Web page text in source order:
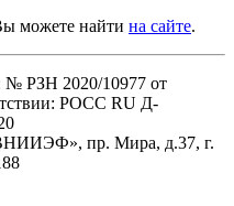
можете найти на сайте.
№ РЗН 2020/10977 от
РОСС RU Д-
пр. Мира, д.37, г.